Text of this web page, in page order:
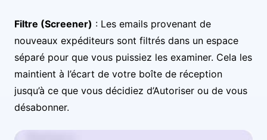
Filtre (Screener) : Les emails provenant de
nouveaux expéditeurs sont filtrés dans un espace
séparé pour que vous puissiez les examiner. Cela les
maintient à l’écart de votre boîte de réception
jusqu’à ce que vous décidiez d’Autoriser ou de vous
désabonner.